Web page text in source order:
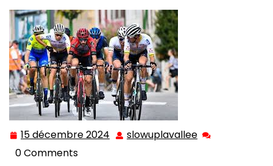
15 décembre 2024 15 slowuplavallee slowuplavallee
0 Comments